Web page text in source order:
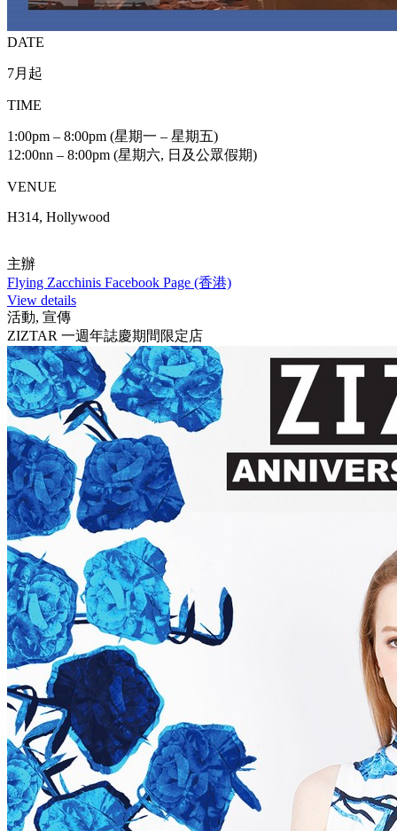
DATE
7月起
TIME
1:00pm – 8:00pm (星期一 – 星期五)
12:00nn – 8:00pm (星期六, 日及公眾假期)
VENUE
H314, Hollywood
主辦
Flying Zacchinis Facebook Page (香港)
View details
活動, 宣傳
ZIZTAR 一週年誌慶期間限定店